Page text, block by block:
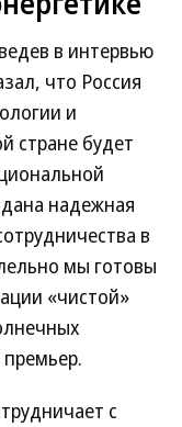
в интервью
что Россия
и
стране будет
надежная
в
мы готовы
«чистой»
с